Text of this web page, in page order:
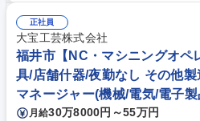
ント/商業施設との打ち合わせ･提案業務■
の作成■協力会社や職人との連携･調整■
ト実績】■年間案件数:約100件、リピー
貫して手がける案件：約80％■工期：1～
3件程度 ※直行直帰OK 募集職種 【赤坂】空間コーディネーター/年収750
～1000万円/資格不問/宿泊施設や飲食店
正社員
大宝工芸株式会社
福井市【NC・マシニングオペ
具/店舗什器/夜勤なし その他
マネージャー(機械/電気/電子
月給30万8000円～55万円